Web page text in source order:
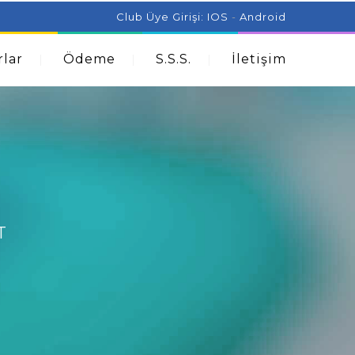
Can Help With Acne Problems Aromatherapy And
Club Üye Girişi: IOS - Android
Ödeme S.S.S. İletişim